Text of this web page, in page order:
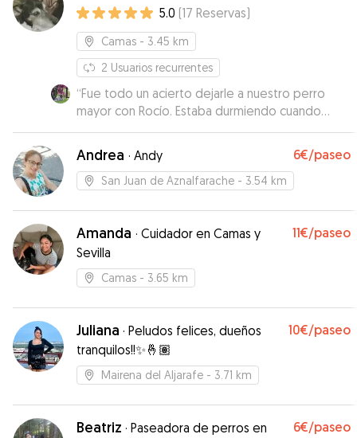
5.0 (17 Reservas)
Camas - 3.45 km
2 Usuarios recurrentes
“Fue todo un acierto dejarle a nuestro perro
mayor con Rocío. Estaba durmiendo cuando
fuimos a recogerlo y se notaba súper tranquilo.
Gracias a Rocío por su trato tan amable.”
Andrea · Andy 6€/paseo
San Juan de Aznalfarache - 3.54 km
Amanda · Cuidador en Camas y
Sevilla
11€/paseo
Camas - 3.65 km
Juliana · Peludos felices, dueños
tranquilos!!✨🤞🏽
10€/paseo
Mairena del Aljarafe - 3.71 km
Beatriz · Paseadora de perros en
6€/paseo